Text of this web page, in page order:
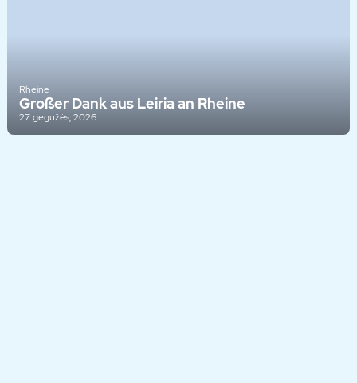
Rheine
Großer Dank aus Leiria an Rheine
27 gegužės, 2026